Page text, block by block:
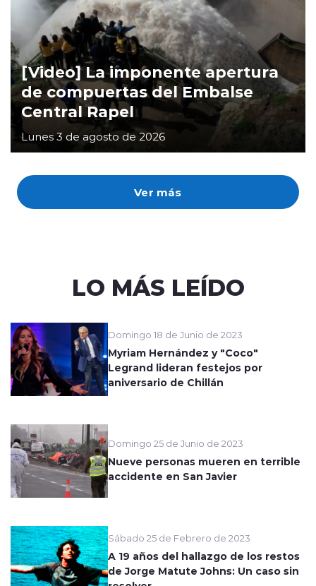
Ver más
[Video] La imponente apertura
de compuertas del Embalse
Central Rapel
Lunes 3 de agosto de 2026
LO MÁS LEÍDO
Domingo 18 de Junio de 2023
Myriam Hernández y "Coco"
Legrand lideran festejos por
aniversario de Chillán
Domingo 25 de Junio de 2023
Nueve personas mueren en terrible
accidente en San Javier
Sábado 25 de Febrero de 2023
A 19 años del hallazgo de los restos
de Jorge Matute Johns: Un caso sin